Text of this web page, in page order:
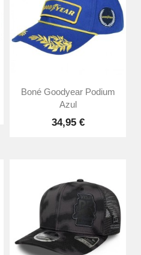
Boné Goodyear Podium
Azul
34,95 €